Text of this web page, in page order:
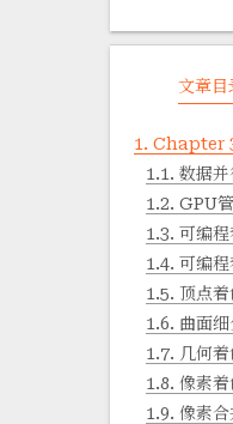
文章目
1. Chapter 3: 图形处理
1.1. 数据并行架
1.2. GPU
1.3. 可编程着色
1.4. 可编程着
1.5. 顶点着
1.6. 曲面
1.7. 几何着色
1.8. 像素着
1.9. 像素合